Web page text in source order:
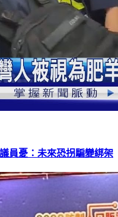
員憂：未來恐拐騙變綁架